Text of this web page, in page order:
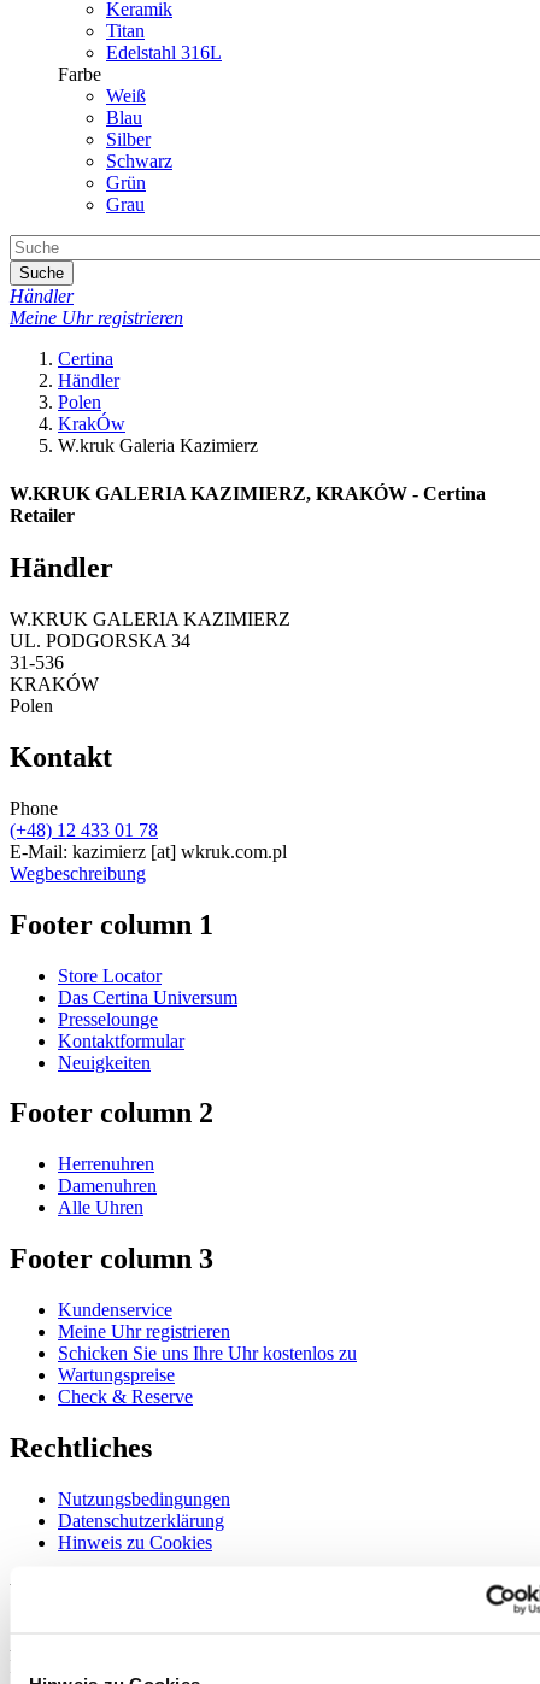
Keramik
Titan
Edelstahl 316L
Farbe
Weiß
Blau
Silber
Schwarz
Grün
Grau
Suche
Händler
Meine Uhr registrieren
Certina
Händler
Polen
KrakÓw
W.kruk Galeria Kazimierz
W.KRUK GALERIA KAZIMIERZ, KRAKÓW - Certina
Retailer
Händler
W.KRUK GALERIA KAZIMIERZ
UL. PODGORSKA 34
31-536
KRAKÓW
Polen
Kontakt
Phone
(+48) 12 433 01 78
E-Mail: kazimierz [at] wkruk.com.pl
Wegbeschreibung
Footer column 1
Store Locator
Das Certina Universum
Presselounge
Kontaktformular
Neuigkeiten
Footer column 2
Herrenuhren
Damenuhren
Alle Uhren
Footer column 3
Kundenservice
Meine Uhr registrieren
Schicken Sie uns Ihre Uhr kostenlos zu
Wartungspreise
Check & Reserve
Rechtliches
Nutzungsbedingungen
Datenschutzerklärung
Hinweis zu Cookies
Willkommen im CERTINA Club
Information